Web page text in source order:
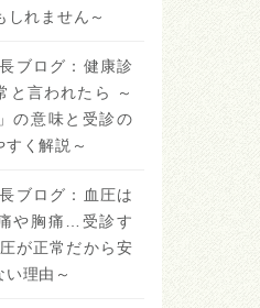
しれません～
ブログ：健康診
と言われたら ～
の意味と受診の
すく解説～
ブログ：血圧は
や胸痛…受診す
が正常だから安
理由～